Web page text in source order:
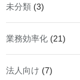
未分類 (3)
業務効率化 (21)
法人向け (7)